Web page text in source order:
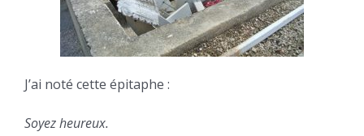
J’ai noté cette épitaphe :
Soyez heureux.